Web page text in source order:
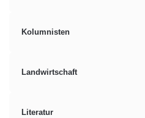
Kolumnisten
Landwirtschaft
Literatur